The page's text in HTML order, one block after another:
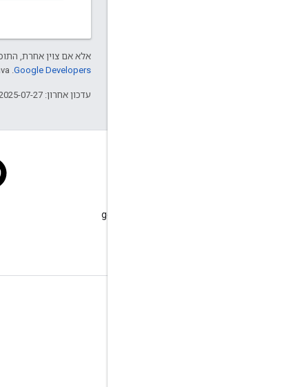
אלא אם צוין אחרת,
Google Developers‏
עדכון אחרון: 2025-07-27 (שעון UTC).
שולחים שאלה עם התג google-